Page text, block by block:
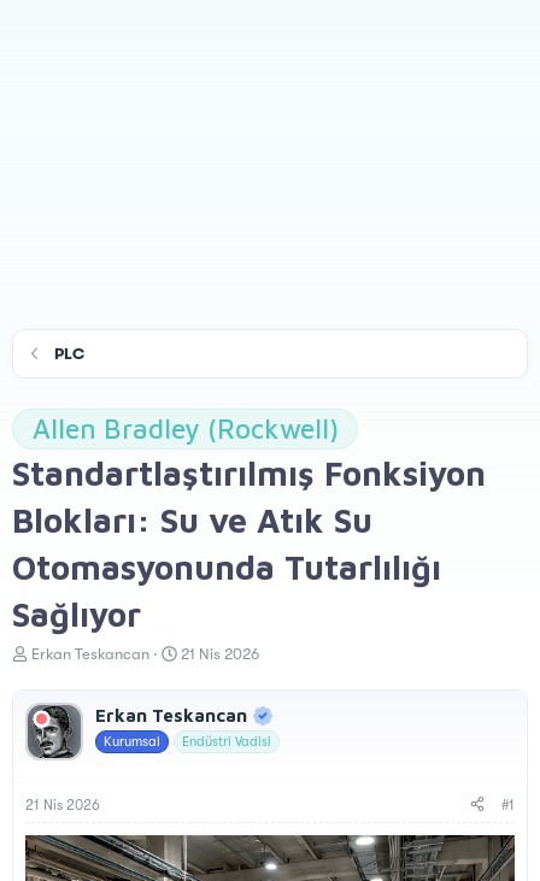
PLC
Allen Bradley (Rockwell)
Standartlaştırılmış Fonksiyon
Blokları: Su ve Atık Su
Otomasyonunda Tutarlılığı
Sağlıyor
K
u
y
u
a
l
a
Erkan Teskancan
B
l
a
t
a
21 Nis 2026
Erkan Teskancan
Kurumsal Endüstri Vadisi
21 Nis 2026 #1